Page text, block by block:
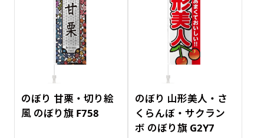
のぼり 甘栗・切り絵
風 のぼり旗 F758
のぼり 山形美人・さ
くらんぼ・サクラン
ボ のぼり旗 G2Y7